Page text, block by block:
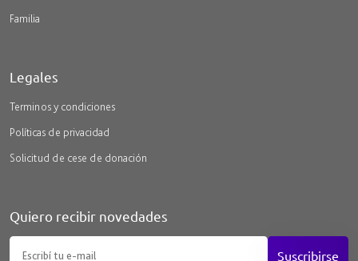
Familia
Legales
Terminos y condiciones
Políticas de privacidad
Solicitud de cese de donación
Quiero recibir novedades
Suscribirse